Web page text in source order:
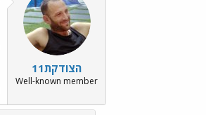
הצודקת11
Well-known member